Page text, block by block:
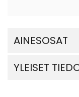
AINESOSAT
YLEISET